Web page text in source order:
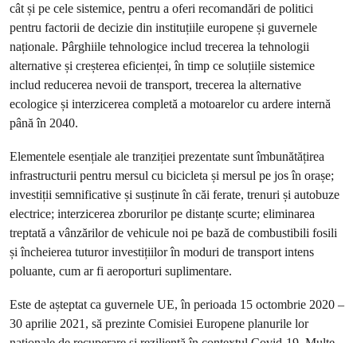
cât și pe cele sistemice, pentru a oferi recomandări de politici
pentru factorii de decizie din instituțiile europene și guvernele
naționale. Pârghiile tehnologice includ trecerea la tehnologii
alternative și creșterea eficienței, în timp ce soluțiile sistemice
includ reducerea nevoii de transport, trecerea la alternative
ecologice și interzicerea completă a motoarelor cu ardere internă
până în 2040.
Elementele esențiale ale tranziției prezentate sunt îmbunătățirea
infrastructurii pentru mersul cu bicicleta și mersul pe jos în orașe;
investiții semnificative și susținute în căi ferate, trenuri și autobuze
electrice; interzicerea zborurilor pe distanțe scurte; eliminarea
treptată a vânzărilor de vehicule noi pe bază de combustibili fosili
și încheierea tuturor investițiilor în moduri de transport intens
poluante, cum ar fi aeroporturi suplimentare.
Este de așteptat ca guvernele UE, în perioada 15 octombrie 2020 –
30 aprilie 2021, să prezinte Comisiei Europene planurile lor